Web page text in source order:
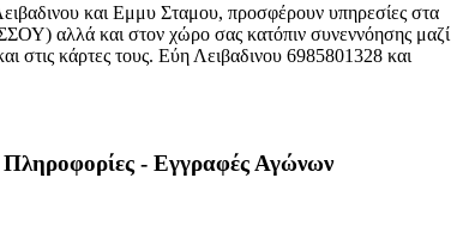
και Εμμυ Σταμου, προσφέρουν υπηρεσίες στα
αλλά και στον χώρο σας κατόπιν συνεννόησης μαζί
στις κάρτες τους. Εύη Λειβαδινου 6985801328 και
- Εγγραφές Αγώνων